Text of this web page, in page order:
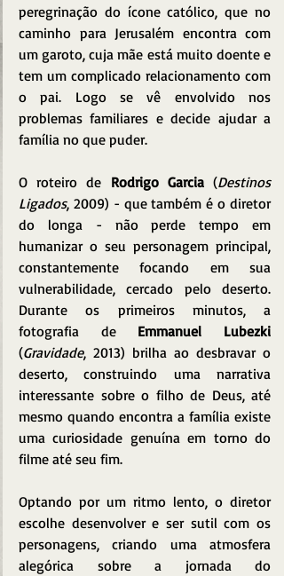
peregrinação do ícone católico, que no
caminho para Jerusalém encontra com
um garoto, cuja mãe está muito doente e
tem um complicado relacionamento com
o pai. Logo se vê envolvido nos
problemas familiares e decide ajudar a
família no que puder.
O roteiro de Rodrigo Garcia (Destinos
Ligados, 2009) - que também é o diretor
do longa - não perde tempo em
humanizar o seu personagem principal,
constantemente focando em sua
vulnerabilidade, cercado pelo deserto.
Durante os primeiros minutos, a
fotografia de Emmanuel Lubezki
(Gravidade, 2013) brilha ao desbravar o
deserto, construindo uma narrativa
interessante sobre o filho de Deus, até
mesmo quando encontra a família existe
uma curiosidade genuína em torno do
filme até seu fim.
Optando por um ritmo lento, o diretor
escolhe desenvolver e ser sutil com os
personagens, criando uma atmosfera
alegórica sobre a jornada do